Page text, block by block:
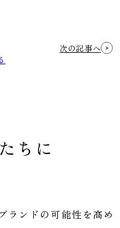
次の記事へ
ちに
ランドの可能性を高め